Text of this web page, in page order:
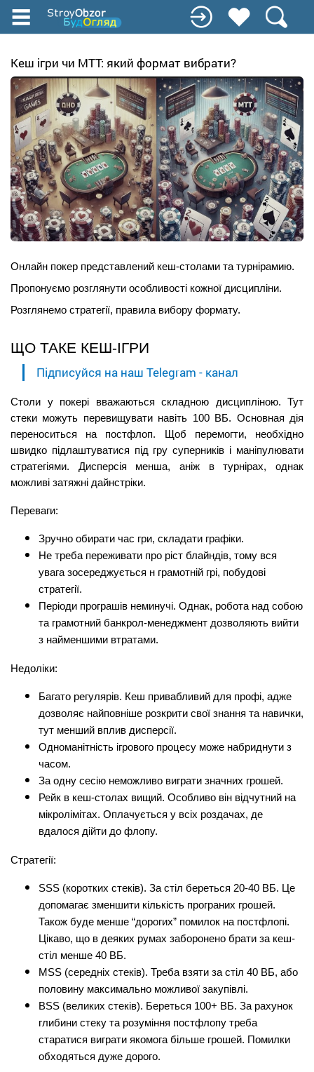
Перейти
содержанию
Кеш ігри чи МТТ: який формат вибрати?
Онлайн покер представлений кеш-столами та турнірамию.
Пропонуємо розглянути особливості кожної дисципліни.
Розглянемо стратегії, правила вибору формату.
ЩО ТАКЕ КЕШ-ІГРИ
Підписуйся на наш Telegram - канал
Столи у покері вважаються складною дисципліною. Тут
стеки можуть перевищувати навіть 100 ВБ. Основная дія
переноситься на постфлоп. Щоб перемогти, необхідно
швидко підлаштуватися під гру суперників і маніпулювати
стратегіями. Дисперсія менша, аніж в турнірах, однак
можливі затяжні дайнстріки.
Переваги:
Зручно обирати час гри, складати графіки.
Не треба переживати про ріст блайндів, тому вся
увага зосереджується н грамотній грі, побудові
стратегії.
Періоди програшів неминучі. Однак, робота над собою
та грамотний банкрол-менеджмент дозволяють вийти
з найменшими втратами.
Недоліки:
Багато регулярів. Кеш привабливий для профі, адже
дозволяє найповніше розкрити свої знання та навички,
тут менший вплив дисперсії.
Одноманітність ігрового процесу може набриднути з
часом.
За одну сесію неможливо виграти значних грошей.
Рейк в кеш-столах вищий. Особливо він відчутний на
мікролімітах. Оплачується у всіх роздачах, де
вдалося дійти до флопу.
Стратегії:
SSS (коротких стеків). За стіл береться 20-40 ВБ. Це
допомагає зменшити кількість програних грошей.
Також буде менше “дорогих” помилок на постфлопі.
Цікаво, що в деяких румах заборонено брати за кеш-
стіл менше 40 ВБ.
MSS (середніх стеків). Треба взяти за стіл 40 ВБ, або
половину максимально можливої закупівлі.
BSS (великих стеків). Береться 100+ ВБ. За рахунок
глибини стеку та розуміння постфлопу треба
старатися виграти якомога більше грошей. Помилки
обходяться дуже дорого.